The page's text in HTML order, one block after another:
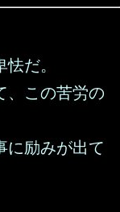
だ。
、この苦労の
に励みが出て